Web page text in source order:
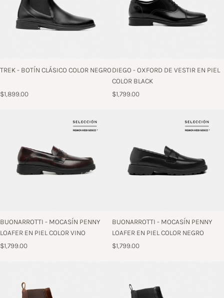
TREK - BOTÍN CLÁSICO COLOR NEGRO
$1,899.00
DIEGO - OXFORD DE VESTIR EN PIEL
COLOR BLACK
$1,799.00
BUONARROTTI - MOCASÍN PENNY
LOAFER EN PIEL COLOR VINO
$1,799.00
BUONARROTTI - MOCASÍN PENNY
LOAFER EN PIEL COLOR NEGRO
$1,799.00